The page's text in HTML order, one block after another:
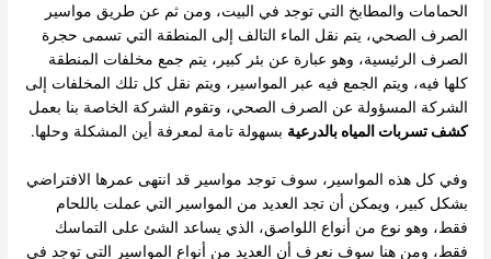
الحمامات والمطابخ التي توجد في البيت، ومن ثم عن طريق مواسير
الصرف الصحي، يتم نقل الماء التالف إلى المنطقة التي تسمى حجرة
الصرف الرئيسية، وهو عبارة عن بئر كبير، يتم جمع مخلفات المنطقة
كلها فيه، ويتم الجمع فيه عبر المواسير، ويتم نقل كل تلك المخلفات إلى
الشركة المسؤولة عن الصرف الصحي، وتقوم الشركة الخاصة بنا بعمل
كشف تسربات المياه بالدرعية بسهولة تامة لمعرفة أين المشكلة وحلها.
وفي كل هذه المواسير، سوف توجد مواسير قد انتهى عمرها الافتراضي
بشكل كبير، ويمكن أن تجد العديد من المواسير التي عملت باللحام
فقط، وهو نوع من أنواع اللواصق، الذي يساعد الشئ على التماسك
فقط، ومن هنا سوف نعرف أن العديد من أنواع المواسير التي توجد في